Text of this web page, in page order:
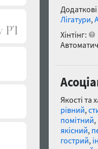
Лігатури,
Хінтінг:
Якості та
рівний,
помітний,
якісний,
гострий,